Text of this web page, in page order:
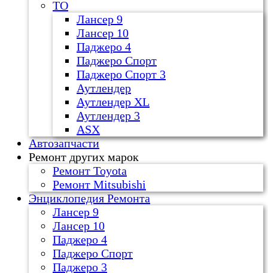
ТО
Лансер 9
Лансер 10
Паджеро 4
Паджеро Спорт
Паджеро Спорт 3
Аутлендер
Аутлендер ХL
Аутлендер 3
ASX
Автозапчасти
Ремонт других марок
Ремонт Toyota
Ремонт Mitsubishi
Энциклопедия Ремонта
Лансер 9
Лансер 10
Паджеро 4
Паджеро Спорт
Паджеро 3